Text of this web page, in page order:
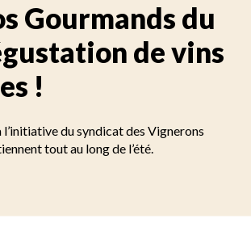
Gourmands du
de vins
!
du syndicat des Vignerons
tout au long de l’été.